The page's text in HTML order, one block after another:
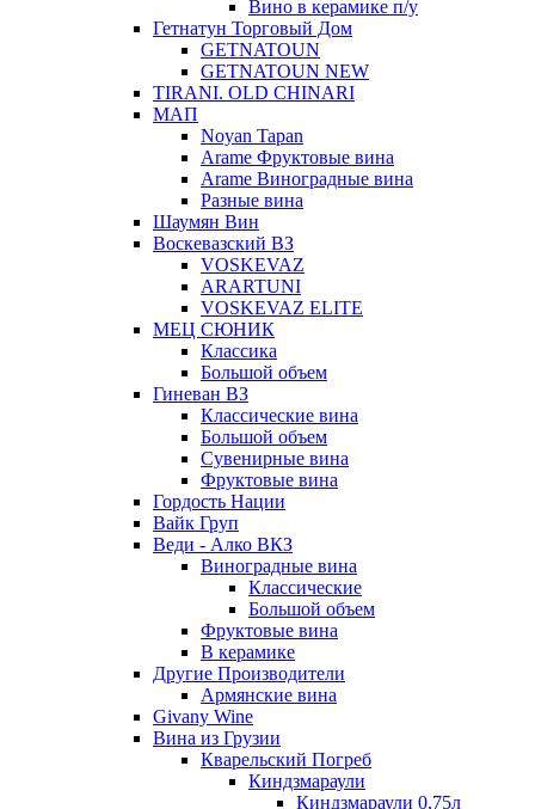
Вино в керамике п/у
Гетнатун Торговый Дом
GETNATOUN
GETNATOUN NEW
TIRANI. OLD CHINARI
МАП
Noyan Tapan
Arame Фруктовые вина
Arame Виноградные вина
Разные вина
Шаумян Вин
Воскевазский ВЗ
VOSKEVAZ
ARARTUNI
VOSKEVAZ ELITE
МЕЦ СЮНИК
Классика
Большой объем
Гиневан ВЗ
Классические вина
Большой объем
Сувенирные вина
Фруктовые вина
Гордость Нации
Вайк Груп
Веди - Алко ВКЗ
Виноградные вина
Классические
Большой объем
Фруктовые вина
В керамике
Другие Производители
Армянские вина
Givany Wine
Вина из Грузии
Кварельский Погреб
Киндзмараули
Киндзмараули 0,75л